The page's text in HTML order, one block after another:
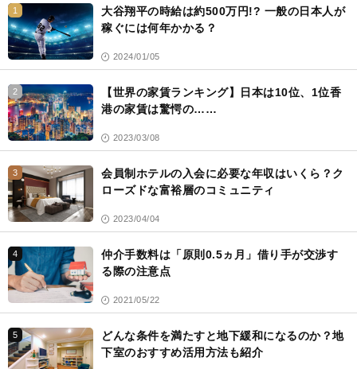
ク
1
大谷翔平の時給は約500万円!? 一般の日本人が
稼ぐには何年かかる？
2024/01/05
2
【世界の家賃ランキング】日本は10位、1位香
港の家賃は驚愕の……
2023/03/08
3
会員制ホテルの入会に必要な年収はいくら？ク
ローズドな富裕層のコミュニティ
2023/04/04
4
仲介手数料は「原則0.5ヵ月」借り手が交渉す
る際の注意点
2021/05/22
5
どんな条件を満たすと地下緩和になるのか？地
下室のおすすめ活用方法も紹介